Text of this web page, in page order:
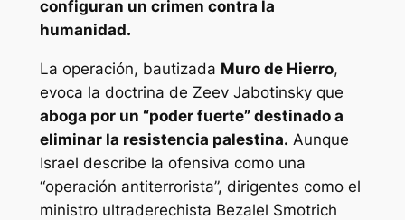
configuran un crimen contra la
humanidad.
La operación, bautizada Muro de Hierro,
evoca la doctrina de Zeev Jabotinsky que
aboga por un “poder fuerte” destinado a
eliminar la resistencia palestina. Aunque
Israel describe la ofensiva como una
“operación antiterrorista”, dirigentes como el
ministro ultraderechista Bezalel Smotrich